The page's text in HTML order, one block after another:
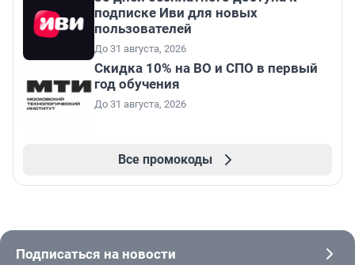
подписке Иви для новых
пользователей
До 31 августа, 2026
Скидка 10% на ВО и СПО в первый
год обучения
До 31 августа, 2026
Все промокоды
Подписаться на новости